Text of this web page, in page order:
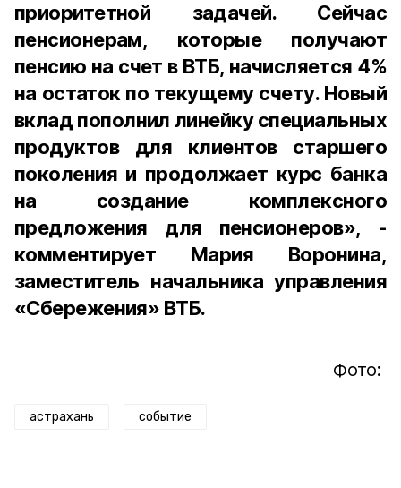
приоритетной задачей. Сейчас
пенсионерам, которые получают
пенсию на счет в ВТБ, начисляется 4%
на остаток по текущему счету. Новый
вклад пополнил линейку специальных
продуктов для клиентов старшего
поколения и продолжает курс банка
на создание комплексного
предложения для пенсионеров», -
комментирует Мария Воронина,
заместитель начальника управления
«Сбережения» ВТБ.
Фото:
астрахань событие